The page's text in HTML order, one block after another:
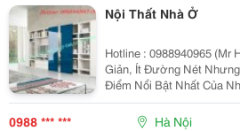
Nội Thất Nhà Ở
Hotline : 0988940965 (Mr Hợi) Bảo Hành 12
Giản, Ít Đường Nét
Điểm Nổi Bật Nhất Của
Nhập Khẩu Mang Phong
Lịch, Không Cầu Kỳ Và
0988 *** *** Hà Nội